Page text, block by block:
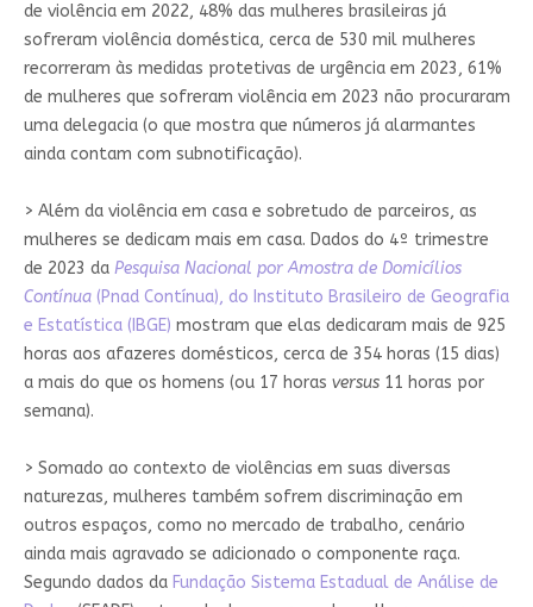
de violência em 2022, 48% das mulheres brasileiras já
sofreram violência doméstica, cerca de 530 mil mulheres
recorreram às medidas protetivas de urgência em 2023, 61%
de mulheres que sofreram violência em 2023 não procuraram
uma delegacia (o que mostra que números já alarmantes
ainda contam com subnotificação).
> Além da violência em casa e sobretudo de parceiros, as
mulheres se dedicam mais em casa. Dados do 4º trimestre
de 2023 da Pesquisa Nacional por Amostra de Domicílios
Contínua(Pnad Contínua), do Instituto Brasileiro de Geografia
e Estatística (IBGE) mostram que elas dedicaram mais de 925
horas aos afazeres domésticos, cerca de 354 horas (15 dias)
a mais do que os homens (ou 17 horas versus11 horas por
semana).
> Somado ao contexto de violências em suas diversas
naturezas, mulheres também sofrem discriminação em
outros espaços, como no mercado de trabalho, cenário
ainda mais agravado se adicionado o componente raça.
Segundo dados da Fundação Sistema Estadual de Análise de